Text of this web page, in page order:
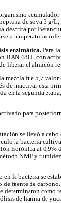
acumulador
de soya 3 g/
descrita por
a temperaturas
enzimática. Para
BAN 480L con
liberar el almidón
mezcla fue 5,7
de inactivar esta
en la segunda
para
se llevó a
la bacteria
isotónica al 0,9%
NMP y
la bacteria se
fuente de
determinaron
de harina de